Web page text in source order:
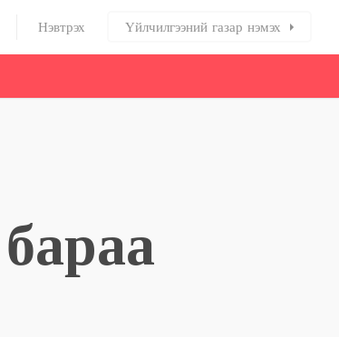
Нэвтрэх Үйлчилгээний газар нэмэх